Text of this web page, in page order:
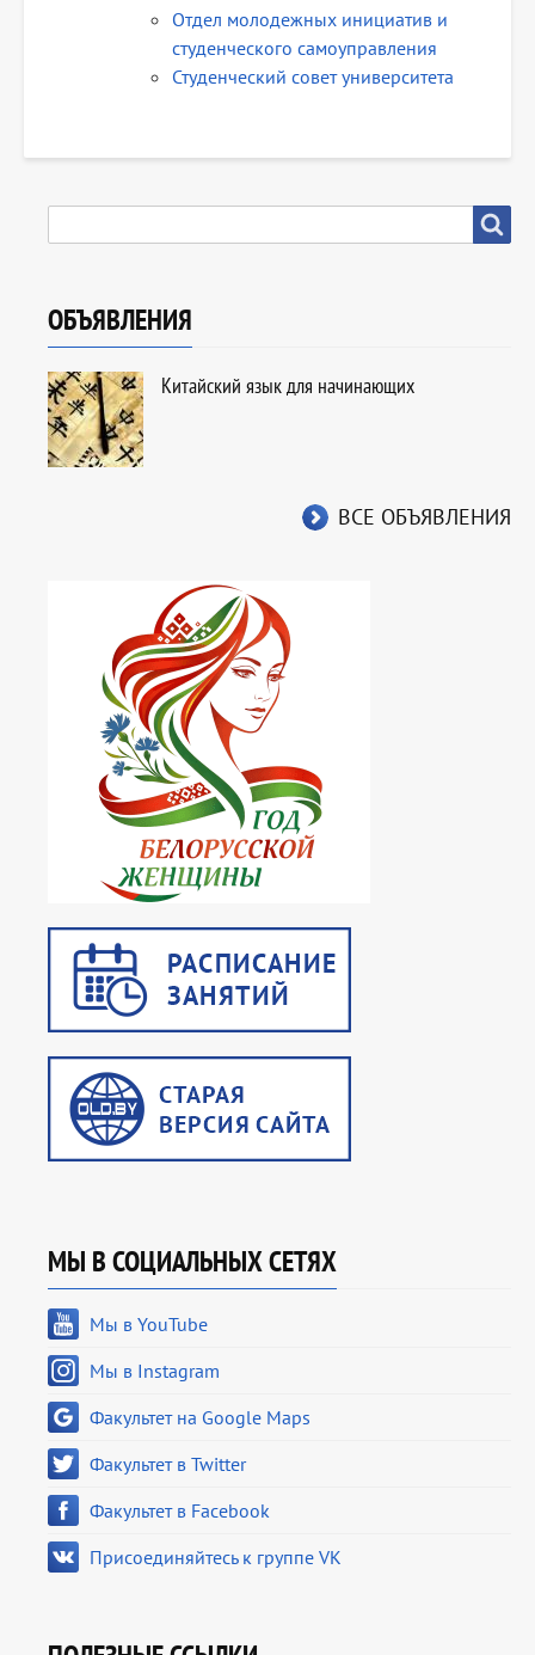
Отдел молодежных инициатив и
студенческого самоуправления
Студенческий совет университета
ОБЪЯВЛЕНИЯ
Китайский язык для начинающих
ВСЕ ОБЪЯВЛЕНИЯ
МЫ В СОЦИАЛЬНЫХ СЕТЯХ
Мы в YouTube
Мы в Instagram
Факультет на Google Maps
Факультет в Twitter
Факультет в Facebook
Присоединяйтесь к группе VK